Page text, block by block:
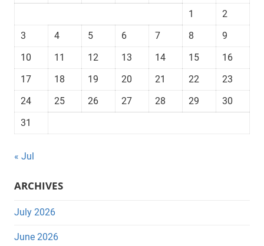
1
2
3
4 5 6 7 8
9
10
11 12 13 14 15
16
17
18 19 20 21 22
23
24
25 26 27 28 29
30
31
« Jul
ARCHIVES
July 2026
June 2026